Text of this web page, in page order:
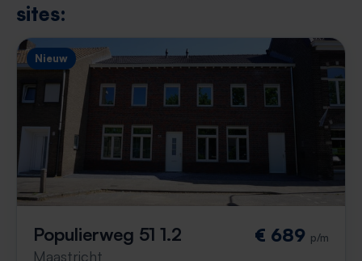
sites:
Nieuw
Populierweg 51 1.2
Maastricht
€ 689 p/m